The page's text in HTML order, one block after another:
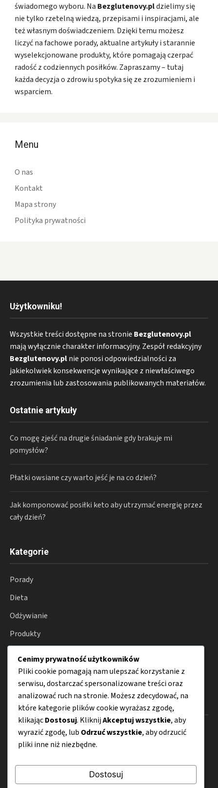
świadomego wyboru. Na Bezglutenovy.pldzielimy się
nie tylko rzetelną wiedzą, przepisami i inspiracjami, ale
też własnym doświadczeniem. Dzięki temu możesz
liczyć na fachowe porady, aktualne artykuły i starannie
wyselekcjonowane produkty, które pomagają czerpać
radość z codziennych posiłków. Zapraszamy – tutaj
każda decyzja o zdrowiu spotyka się ze zrozumieniem i
wsparciem.
Menu
O nas
Kontakt
Mapa strony
Polityka prywatności
Użytkowniku!
Wszystkie treści dostępne na stronie Bezglutenovy.pl
mają wyłącznie charakter informacyjny. Zespół redakcyjny
Bezglutenovy.plnie ponosi odpowiedzialności za
jakiekolwiek konsekwencje wynikające z niewłaściwego
zrozumienia lub zastosowania publikowanych materiałów.
Ostatnie artykuły
Co mogę zjeść na drugie śniadanie gdy brakuje mi
pomysłów?
Płatki owsiane czy warto jeść je na co dzień?
Jak komponować posiłki keto aby utrzymać energię przez
cały dzień?
Kategorie
Porady
Dieta
Odżywianie
Produkty
Zdrowie
Menu
O nas
Kontakt
Mapa strony
Polityka prywatności
Cenimy prywatność użytkowników
Pliki cookie pomagają nam ulepszać korzystanie z
serwisu, dostarczać spersonalizowane treści oraz
analizować ruch na stronie. Możesz zdecydować, na
które kategorie plików cookie wyrażasz zgodę,
klikającDostosuj. KliknijAkceptuj wszystkie, aby
wyrazić zgodę, lub Odrzuć wszystkie, aby odrzucić
pliki inne niż niezbędne.
Dostosuj